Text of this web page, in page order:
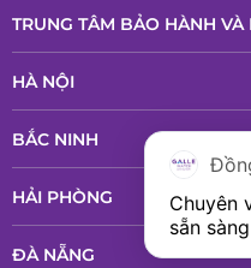
TRUNG TÂM BẢO HÀNH VÀ
HÀ NỘI
BẮC NINH
HẢI PHÒNG
ĐÀ NẴNG
Chuyên
sẵn